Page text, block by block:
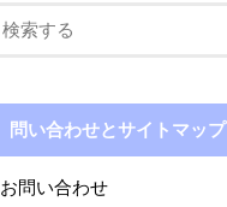
問い合わせとサイトマップ
お問い合わせ